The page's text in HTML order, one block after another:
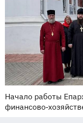
Начало работы